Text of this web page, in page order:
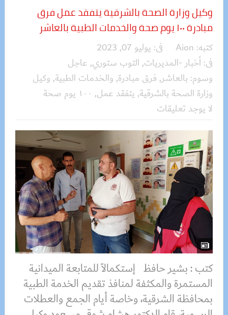
وكيل وزارة الصحة بالشرقية يتفقد عمل فرق
مبادرة ١٠٠ يوم صحة والخدمات الطبية بالعاشر
كتبه: Aion فى: يوليو 07, 2023
فى:أخبار -المديريات, التوب ستوري, عاجل
وسوم: بالعاشر, فرق مبادرة, والخدمات الطبية, وكيل
وزارة الصحة بالشرقية, يتفقد عمل, ١٠٠ يوم صحة
لا يوجد تعليقات
كتب : بشير حافظ إستكمالاً للمتابعة الميدانية
المستمرة والمكثفة لمنافذ تقديم الخدمة الطبية
بمحافظة الشرقية، وخاصة أيام الجمع والعطلات